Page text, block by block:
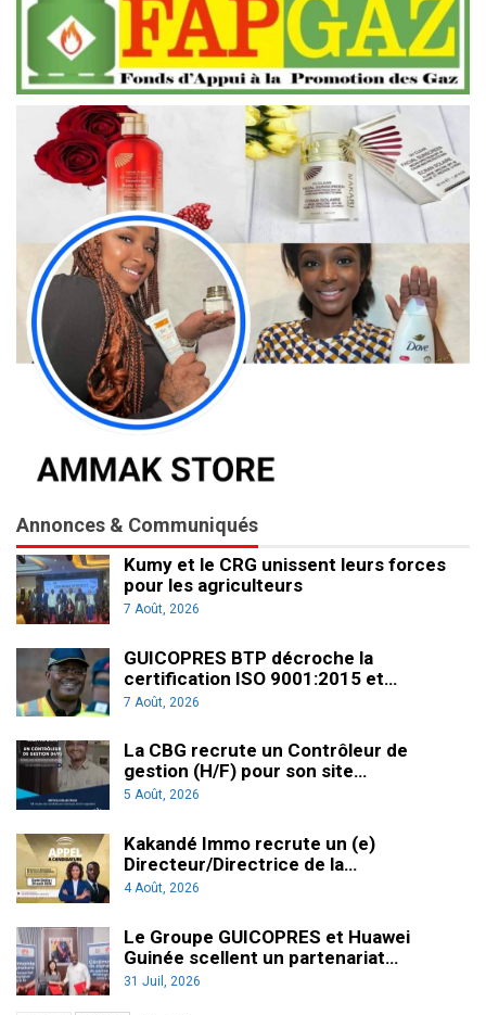
Annonces & Communiqués
Kumy et le CRG unissent leurs forces
pour les agriculteurs
7 Août, 2026
GUICOPRES BTP décroche la
certification ISO 9001:2015 et…
7 Août, 2026
La CBG recrute un Contrôleur de
gestion (H/F) pour son site…
5 Août, 2026
Kakandé Immo recrute un (e)
Directeur/Directrice de la…
4 Août, 2026
Le Groupe GUICOPRES et Huawei
Guinée scellent un partenariat…
31 Juil, 2026